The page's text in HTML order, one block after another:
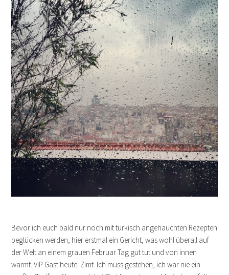
Bevor ich euch bald nur noch mit türkisch angehauchten Rezepten
beglücken werden, hier erstmal ein Gericht, was wohl überall auf
der Welt an einem grauen Februar Tag gut tut und von innen
wärmt. ViP Gast heute: Zimt. Ich muss gestehen, ich war nie ein